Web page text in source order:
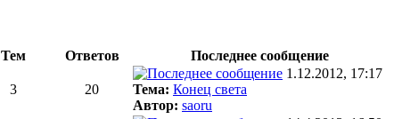
Тем Ответов Последнее сообщение
3 20
1.12.2012, 17:17
Тема: Конец света
Автор: saoru